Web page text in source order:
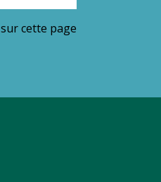
cette page